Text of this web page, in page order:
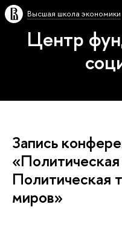
Высшая школа экономики
Центр
Запись
Политическая
миров»